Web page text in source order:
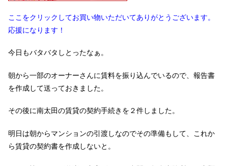
ここをクリックしてお買い物いただいてありがとうございます。
応援になります！
今日もバタバタしとったなぁ。
朝から一部のオーナーさんに賃料を振り込んでいるので、報告書
を作成して送っておきました。
その後に南太田の賃貸の契約手続きを２件しました。
明日は朝からマンションの引渡しなのでその準備もして、これか
ら賃貸の契約書を作成しないと。